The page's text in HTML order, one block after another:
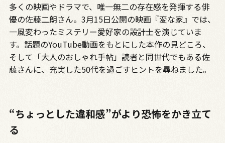
u
t
多くの映画やドラマで、唯一無二の存在感を発揮する俳
優の佐藤二朗さん。3月15日公開の映画『変な家』では、
一風変わったミステリー愛好家の設計士を演じていま
す。話題のYouTube動画をもとにした本作の見どころ、
そして「大人のおしゃれ手帖」読者と同世代でもある佐
藤さんに、充実した50代を過ごすヒントを尋ねました。
“ちょっとした違和感”がより恐怖をかき立て
る